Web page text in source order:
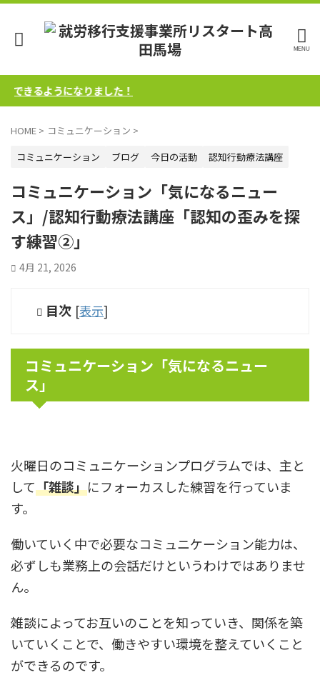
るようになりました！
HOME > コミュニケーション >
コミュニケーション
ブログ 今日の活動 認知行動療法講座
コミュニケーション「気になるニュー
ス」/認知行動療法講座「認知の歪みを探
す練習②」
4月 21, 2026
目次 [表示]
コミュニケーション「気になるニュー
ス」
火曜日のコミュニケーションプログラムでは、主と
して「雑談」にフォーカスした練習を行っていま
す。
働いていく中で必要なコミュニケーション能力は、
必ずしも業務上の会話だけというわけではありませ
ん。
雑談によってお互いのことを知っていき、関係を築
いていくことで、働きやすい環境を整えていくこと
ができるのです。